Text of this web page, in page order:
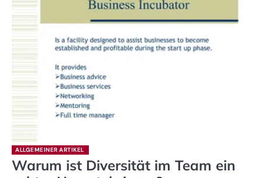
ALLGEMEINER ARTIKEL
Warum ist Diversität im Team ein